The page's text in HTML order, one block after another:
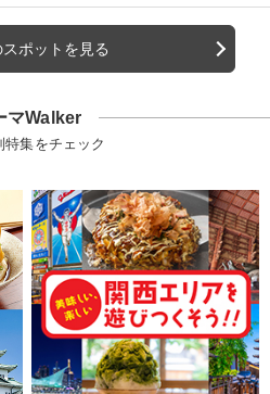
ポットを見る
マWalker
特集をチェック